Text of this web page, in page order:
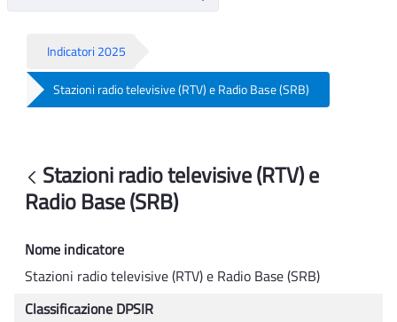
Indicatori 2025
Stazioni radio televisive (RTV) e Radio Base (SRB)
Back
Stazioni radio televisive (RTV) e
Radio Base (SRB)
Nome indicatore
Stazioni radio televisive (RTV) e Radio Base (SRB)
Classificazione DPSIR